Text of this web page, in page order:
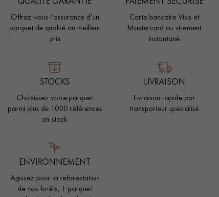
Offrez-vous l’assurance d’un
parquet de qualité au meilleur
prix
Carte bancaire Visa et
Mastercard ou virement
instantané
STOCKS
Choisissez votre parquet
parmi plus de 1000 références
en stock
LIVRAISON
Livraison rapide par
transporteur spécialisé
ENVIRONNEMENT
Agissez pour la reforestation
de nos forêts, 1 parquet